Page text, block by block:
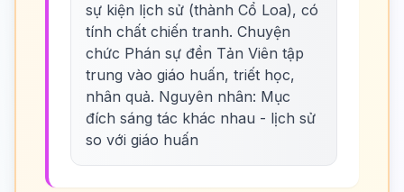
sự kiện lịch sử (thành Cổ Loa), có
tính chất chiến tranh. Chuyện
chức Phán sự đền Tản Viên tập
trung vào giáo huấn, triết học,
nhân quả. Nguyên nhân: Mục
đích sáng tác khác nhau - lịch sử
so với giáo huấn